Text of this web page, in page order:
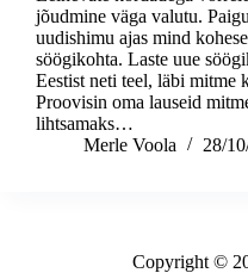
jõudmine väga valutu.
uudishimu ajas mind
söögikohta. Laste uue
Eestist neti teel, läbi mitme
Proovisin oma lauseid
lihtsamaks…
Merle Voola
28/
Copyright ©